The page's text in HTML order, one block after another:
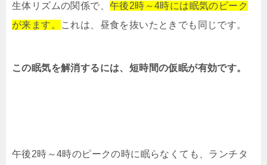
生体リズムの関係で、 午後2時～4時には眠気のピーク
が来ます。
これは、昼食を抜いたときでも同じです。
この眠気を解消するには、短時間の仮眠が有効です。
午後2時～4時のピークの時に眠らなくても、ランチタ